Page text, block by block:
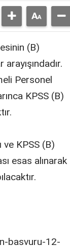
(B)
Personel
KPSS (B)
KPSS (B)
esas alınarak